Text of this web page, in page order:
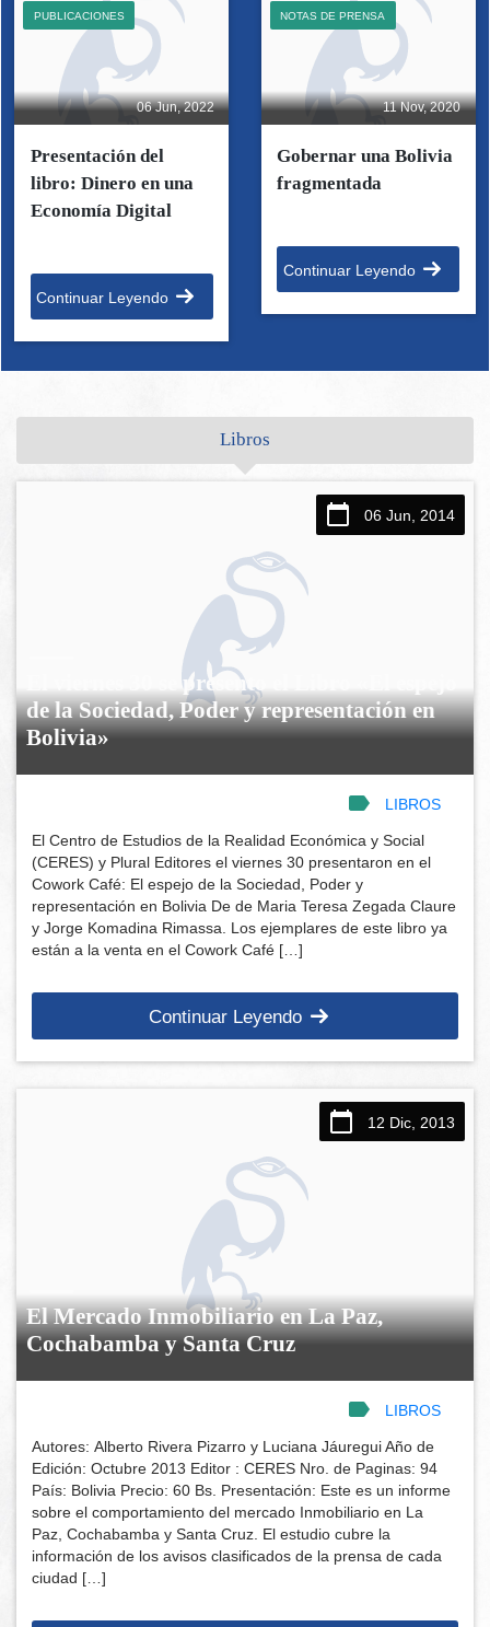
06 Jun, 2022
PUBLICACIONES
Presentación del
libro: Dinero en una
Economía Digital
Continuar Leyendo
11 Nov, 2020
NOTAS DE PRENSA
Gobernar una Bolivia
fragmentada
Continuar Leyendo
Libros
06 Jun, 2014
El viernes 30 se presento el Libro «El espejo
de la Sociedad, Poder y representación en
Bolivia»
LIBROS
El Centro de Estudios de la Realidad Económica y Social
(CERES) y Plural Editores el viernes 30 presentaron en el
Cowork Café: El espejo de la Sociedad, Poder y
representación en Bolivia De de Maria Teresa Zegada Claure
y Jorge Komadina Rimassa. Los ejemplares de este libro ya
están a la venta en el Cowork Café […]
Continuar Leyendo
12 Dic, 2013
El Mercado Inmobiliario en La Paz,
Cochabamba y Santa Cruz
LIBROS
Autores: Alberto Rivera Pizarro y Luciana Jáuregui Año de
Edición: Octubre 2013 Editor : CERES Nro. de Paginas: 94
País: Bolivia Precio: 60 Bs. Presentación: Este es un informe
sobre el comportamiento del mercado Inmobiliario en La
Paz, Cochabamba y Santa Cruz. El estudio cubre la
información de los avisos clasificados de la prensa de cada
ciudad […]